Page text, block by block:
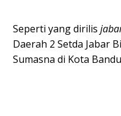
Seperti yang dirilis
Daerah 2 Setda Jabar
Sumasna di Kota